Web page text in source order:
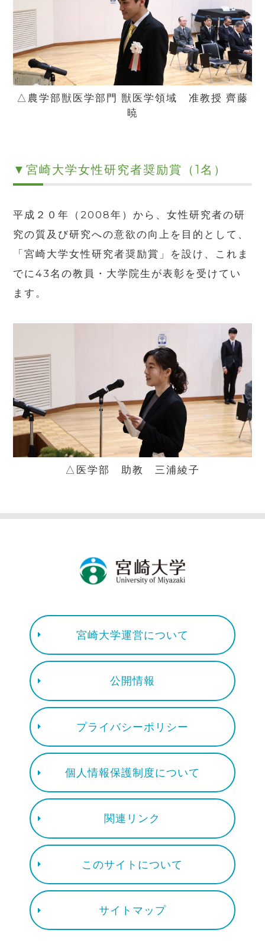
△農学部獣医学部門 獣医学領域 准教授 齊藤
暁
▼宮崎大学女性研究者奨励賞（1名）
平成２０年（2008年）から、女性研究者の研
究の質及び研究への意欲の向上を目的として、
「宮崎大学女性研究者奨励賞」を設け、これま
でに43名の教員・大学院生が表彰を受けてい
ます。
△医学部 助教 三浦綾子
宮崎大学運営について
公開情報
プライバシーポリシー
個人情報保護制度について
関連リンク
このサイトについて
サイトマップ